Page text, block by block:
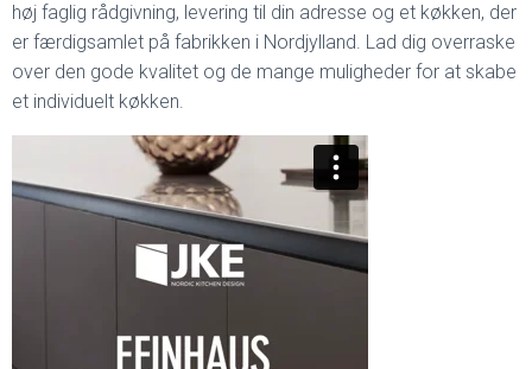
høj faglig rådgivning, levering til din adresse og et køkken, der
er færdigsamlet på fabrikken i Nordjylland. Lad dig overraske
over den gode kvalitet og de mange muligheder for at skabe
et individuelt køkken.